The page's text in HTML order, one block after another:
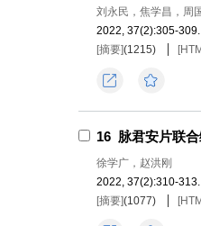
刘永民，焦学昌，周
2022, 37(2):305-309.
[摘要](1215)
16 脉君安片联
徐学广，赵洪刚
2022, 37(2):310-313.
[摘要](1077)